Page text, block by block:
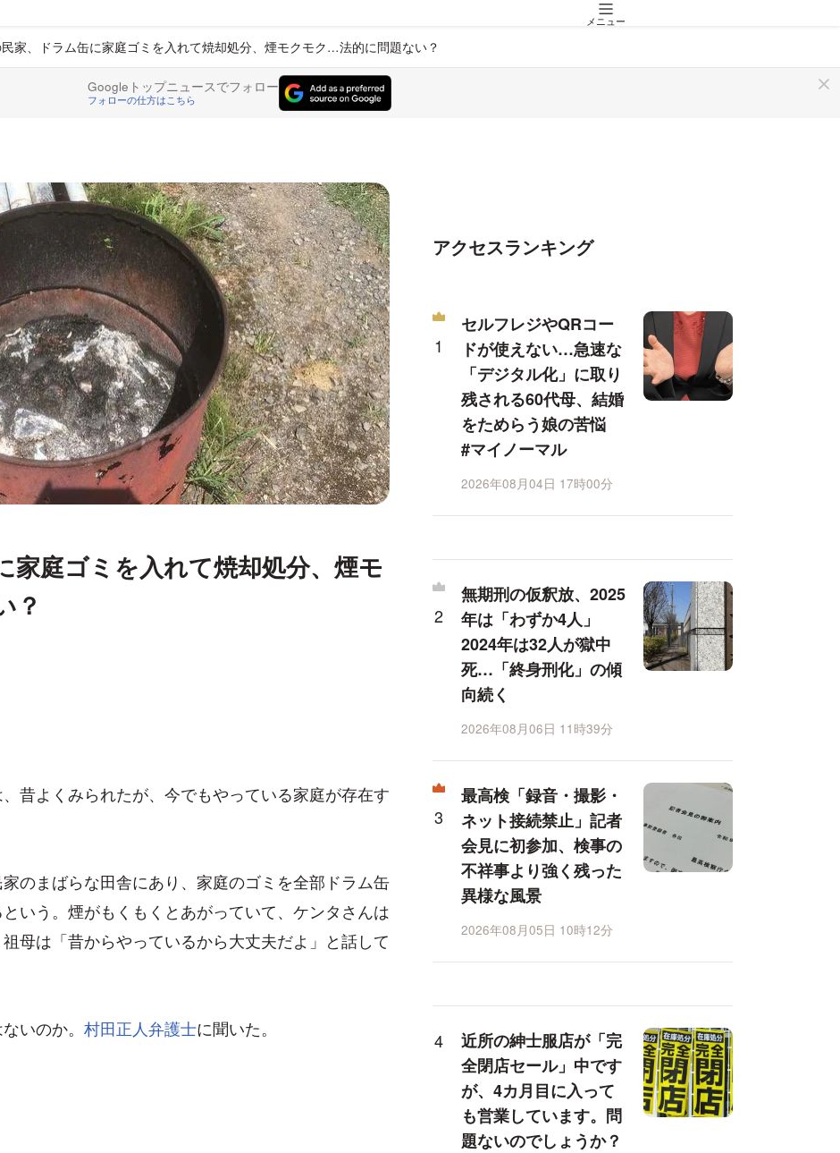
メニュー
家、ドラム缶に家庭ゴミを入れて焼却処分、煙モクモク…法的に問題ない？
Googleトップニュースでフォロー
フォローの仕方はこちら
家庭ゴミを入れて焼却処分、煙モ
？
昔よくみられたが、今でもやっている家庭が存在す
のまばらな田舎にあり、家庭のゴミを全部ドラム缶
いう。煙がもくもくとあがっていて、ケンタさんは
母は「昔からやっているから大丈夫だよ」と話して
いのか。 村田正人弁護士に聞いた。
アクセスランキング
セルフレジやQRコー
ドが使えない…急速な
「デジタル化」に取り
残される60代母、結婚
をためらう娘の苦悩
#マイノーマル
2026年08月04日 17時00分
無期刑の仮釈放、2025
年は「わずか4人」
2024年は32人が獄中
死…「終身刑化」の傾
向続く
2026年08月06日 11時39分
最高検「録音・撮影・
ネット接続禁止」記者
会見に初参加、検事の
不祥事より強く残った
異様な風景
2026年08月05日 10時12分
近所の紳士服店が「完
全閉店セール」中です
が、4カ月目に入って
も営業しています。問
題ないのでしょうか？